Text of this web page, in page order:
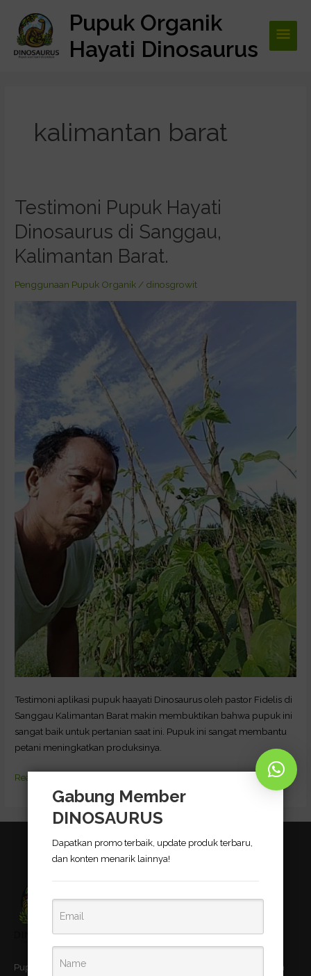
konten
Pupuk Organik
Hayati Dinosaurus
kalimantan barat
Testimoni Pupuk Hayati
Dinosaurus di Sanggau,
Kalimantan Barat.
Penggunaan Pupuk Organik / dinosgrowit
Testimoni aplikasi pupuk haayati Dinosaurus oleh pastor Fidelis di
Sanggau Kalimantan Barat makin membuktikan bahwa pupuk ini
sangat baik untuk pertanian saat ini. Pupuk ini sangat membantu
petani meningkatkan produksinya.
Testimoni
Hayati
Dinosaurus
di
Sanggau,
Kalimantan
Read More »
Pupuk Bio-Organik DINOSAURUS terbukti dapat meningkatkan
Gabung Member
DINOSAURUS
Dapatkan promo terbaik, update produk terbaru,
dan konten menarik lainnya!